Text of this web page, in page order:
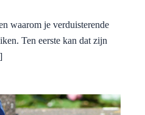
waarom je verduisterende
Ten eerste kan dat zijn